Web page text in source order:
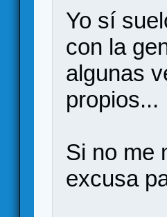
Yo sí
con la
algunas
propios...
Si no me
excusa